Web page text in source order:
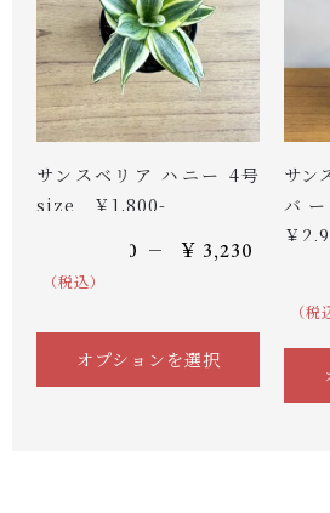
サンスベリア ハニー 4号
size ￥1,800-
1,800 – ￥ 3,230
（税込）
オプションを選択
サン
バ
￥
（税